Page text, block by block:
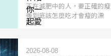
正在減肥中的人，要正確的
後到底該怎麼吃才會瘦的漂